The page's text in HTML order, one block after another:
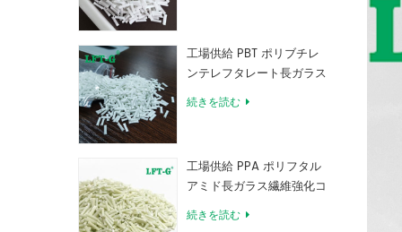
工場供給 PBT ポリブチレ
ンテレフタレート長ガラス
繊維強化コンパウンド
続きを読む
工場供給 PPA ポリフタル
アミド長ガラス繊維強化コ
ンパウンド
続きを読む